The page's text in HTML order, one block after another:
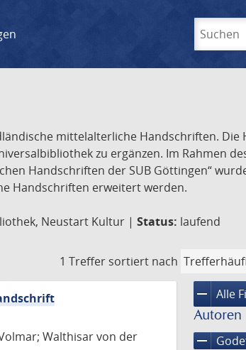
mittelalterliche Handschriften.
zu ergänzen. Im Rahmen
Handschriften der SUB Göttingen“
Handschriften erweitert werden.
Neustart Kultur | Status: laufend
1 Treffer sortiert nach
remove Alle
Autoren
remove
Walthisar von der